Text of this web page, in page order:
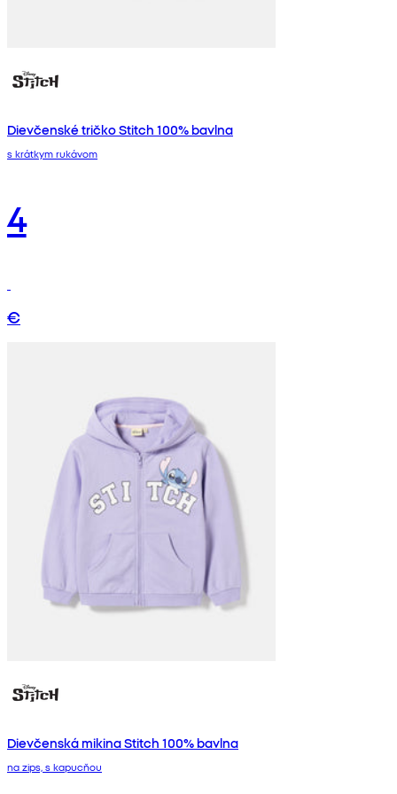
Dievčenské tričko Stitch 100% bavlna
s krátkym rukávom
4
€
Dievčenská mikina Stitch 100% bavlna
na zips, s kapucňou